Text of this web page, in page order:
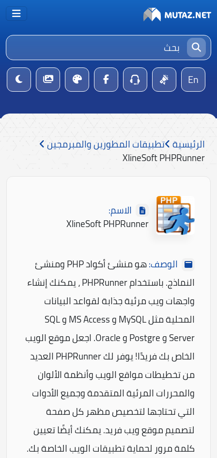
En
الرئيسية تطبيقات المطورين والمبرمجين
XlineSoft PHPRunner
الاسم:
XlineSoft PHPRunner
الوصف:
هو منشئ أكواد PHP ومنشئ
النماذج. باستخدام PHPRunner ، يمكنك إنشاء
واجهات ويب مرئية جذابة لقواعد البيانات
المحلية مثل MySQL و MS Access و SQL
Server و Postgre و Oracle. اجعل موقع الويب
الخاص بك فريدًا! يوفر لك PHPRunner العديد
من تخطيطات مواقع الويب وأنظمة الألوان
والمحررات المرئية المتقدمة وجميع الأدوات
التي تحتاجها لتخصيص مظهر كل صفحة
لتصميم موقع ويب فريد. يمكنك أيضًا تعيين
كلمة مرور لحماية تطبيقات الويب الخاصة بك.